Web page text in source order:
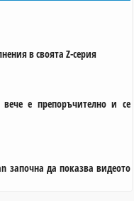
в своята Z-серия
е препоръчително и се
започна да показва видеото